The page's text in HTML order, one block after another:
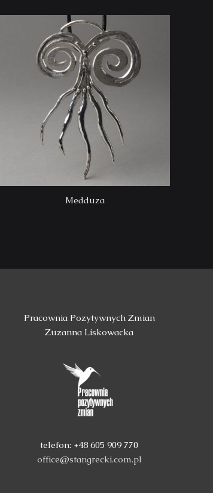
Medduza
Pracownia Pozytywnych Zmian
Zuzanna Liskowacka
telefon: +48 605 909 770
office@stangrecki.com.pl